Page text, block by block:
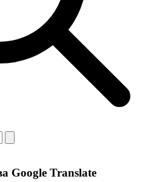
Google Translate